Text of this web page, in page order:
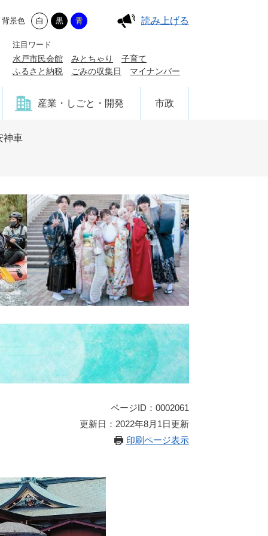
背景色 白 黒 青 読み上げる
注目ワード
水戸市民会館 みとちゃり
子育て
ふるさと納税
ごみの収集日 マイナンバー
産業・しごと・開発 市政
神車
ページID：0002061
更新日：2022年8月1日更新
印刷ページ表示